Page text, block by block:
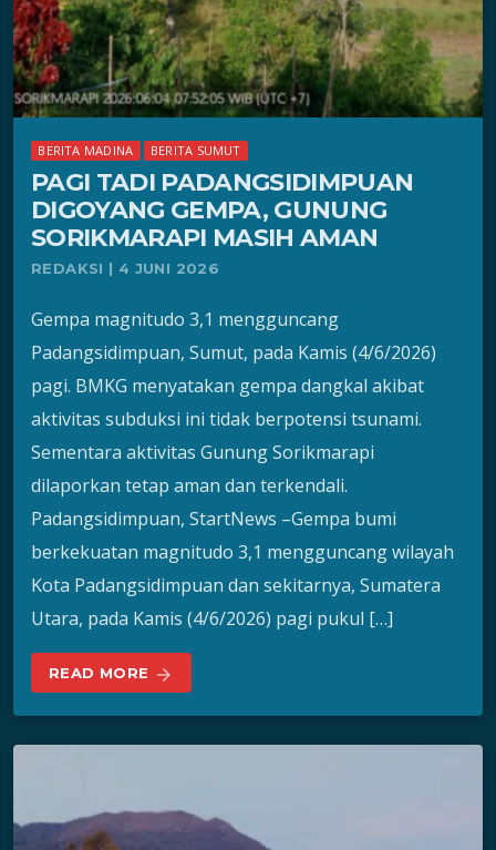
BERITA MADINA BERITA SUMUT
PAGI TADI PADANGSIDIMPUAN
DIGOYANG GEMPA, GUNUNG
SORIKMARAPI MASIH AMAN
REDAKSI | 4 JUNI 2026
Gempa magnitudo 3,1 mengguncang
Padangsidimpuan, Sumut, pada Kamis (4/6/2026)
pagi. BMKG menyatakan gempa dangkal akibat
aktivitas subduksi ini tidak berpotensi tsunami.
Sementara aktivitas Gunung Sorikmarapi
dilaporkan tetap aman dan terkendali.
Padangsidimpuan, StartNews –Gempa bumi
berkekuatan magnitudo 3,1 mengguncang wilayah
Kota Padangsidimpuan dan sekitarnya, Sumatera
Utara, pada Kamis (4/6/2026) pagi pukul […]
READ MORE arrow_forward